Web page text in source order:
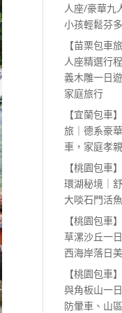
人座/豪華九
小孩輕鬆芬
【苗栗包車
人座精選行
義木雕一日
家庭旅行
【宜蘭包車
旅｜德系豪
車，家庭孝
【桃園包車
環湖秘境｜
大啖石門活
【桃園包車
草漯沙丘一
西海岸落日
【桃園包車
與角板山一
防暈車、山